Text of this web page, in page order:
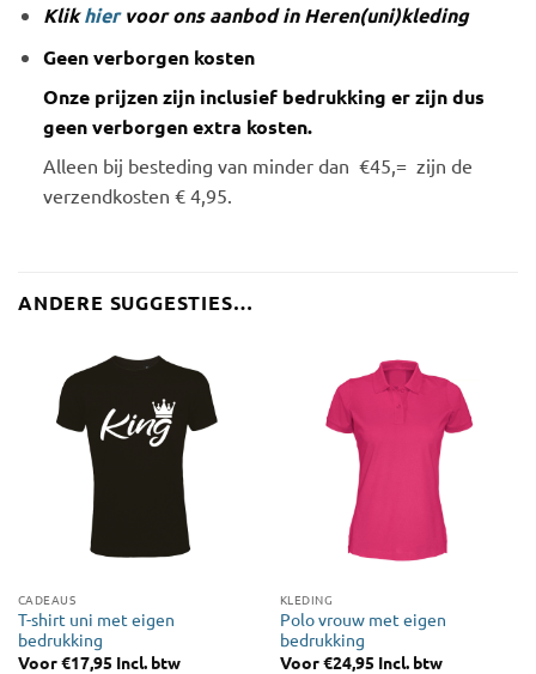
Klikhiervoor ons aanbod in Heren(uni)kleding
Geen verborgen kosten
Onze prijzen zijn inclusief bedrukking er zijn dus
geen verborgen extra kosten.
Alleen bij besteding van minder dan €45,= zijn de
verzendkosten € 4,95.
ANDERE SUGGESTIES…
CADEAUS
T-shirt uni met eigen
bedrukking
Voor€17,95 Incl. btw
KLEDING
Polo vrouw met eigen
bedrukking
Voor€24,95 Incl. btw